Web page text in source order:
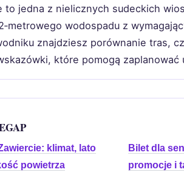
to jedna z nielicznych sudeckich
wodospadu z
znajdziesz porównanie tras,
które pomogą zaplanować
klimat, lato
powietrza
Bilet dla
promocje i